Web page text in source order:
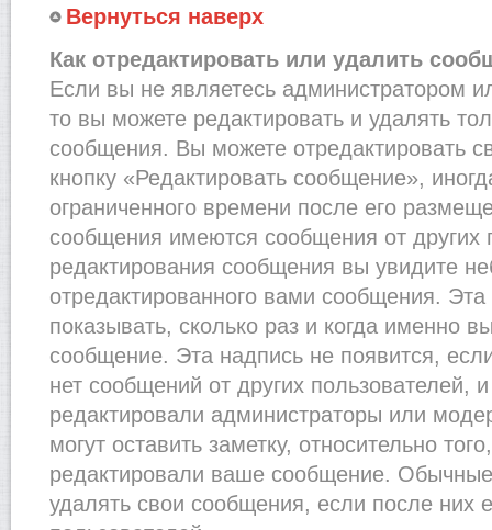
Вернуться наверх
Как отредактировать или удалить
Если вы не являетесь администратором
то вы можете редактировать и удалять
сообщения. Вы можете отредактировать
кнопку «Редактировать сообщение»,
ограниченного времени после его
сообщения имеются сообщения от других
редактирования сообщения вы увидите
отредактированного вами сообщения. Эта
показывать, сколько раз и когда именно
сообщение. Эта надпись не появится,
нет сообщений от других пользователей,
редактировали администраторы или
могут оставить заметку, относительно
редактировали ваше сообщение. Обычные
удалять свои сообщения, если после них